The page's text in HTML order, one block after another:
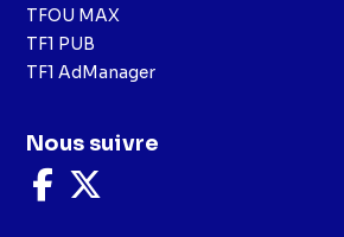
TFOU MAX
TF1 PUB
TF1 AdManager
Nous suivre
Nous
suivre